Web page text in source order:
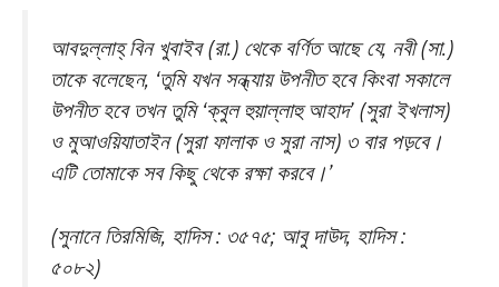
আবদুল্লাহ্‌ বিন খুবাইব (রা.) থেকে বর্ণিত আছে যে, নবী (সা.)
তাকে বলেছেন, ‘তুমি যখন সন্ধ্যায় উপনীত হবে কিংবা সকালে
উপনীত হবে তখন তুমি ‘ক্বুল হুয়াল্লাহু আহাদ’ (সুরা ইখলাস)
ও মুআওয়িযাতাইন (সুরা ফালাক ও সুরা নাস) ৩ বার পড়বে।
এটি তোমাকে সব কিছু থেকে রক্ষা করবে।’
(সুনানে তিরমিজি, হাদিস : ৩৫৭৫; আবু দাউদ, হাদিস :
৫০৮২)